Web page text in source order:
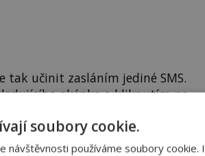
tak učinit zasláním jediné SMS.
okénka a kliknutím na
číslo
903 33 20
soubory cookie.
návštěvnosti používáme soubory cookie.